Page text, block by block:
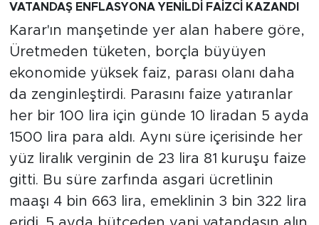
VATANDAŞ ENFLASYONA YENİLDİ FAİZCİ KAZANDI
Karar'ın manşetinde yer alan habere göre,
Üretmeden tüketen, borçla büyüyen
ekonomide yüksek faiz, parası olanı daha
da zenginleştirdi. Parasını faize yatıranlar
her bir 100 lira için günde 10 liradan 5 ayda
1500 lira para aldı. Aynı süre içerisinde her
yüz liralık verginin de 23 lira 81 kuruşu faize
gitti. Bu süre zarfında asgari ücretlinin
maaşı 4 bin 663 lira, emeklinin 3 bin 322 lira